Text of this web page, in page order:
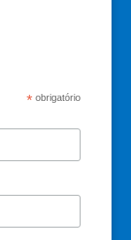
*obrigatório